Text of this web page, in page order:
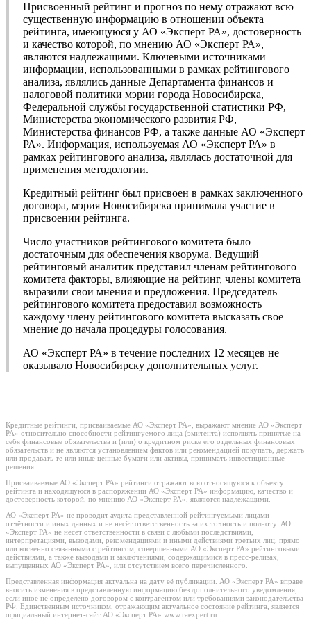
Присвоенный рейтинг и прогноз по нему отражают всю
существенную информацию в отношении объекта
рейтинга, имеющуюся у АО «Эксперт РА», достоверность
и качество которой, по мнению АО «Эксперт РА»,
являются надлежащими. Ключевыми источниками
информации, использованными в рамках рейтингового
анализа, являлись данные Департамента финансов и
налоговой политики мэрии города Новосибирска,
Федеральной службы государственной статистики РФ,
Министерства экономического развития РФ,
Министерства финансов РФ, а также данные АО «Эксперт
РА». Информация, используемая АО «Эксперт РА» в
рамках рейтингового анализа, являлась достаточной для
применения методологии.
Кредитный рейтинг был присвоен в рамках заключенного
договора, мэрия Новосибирска принимала участие в
присвоении рейтинга.
Число участников рейтингового комитета было
достаточным для обеспечения кворума. Ведущий
рейтинговый аналитик представил членам рейтингового
комитета факторы, влияющие на рейтинг, члены комитета
выразили свои мнения и предложения. Председатель
рейтингового комитета предоставил возможность
каждому члену рейтингового комитета высказать свое
мнение до начала процедуры голосования.
АО «Эксперт РА» в течение последних 12 месяцев не
оказывало Новосибирску дополнительных услуг.
Кредитные рейтинги, присваиваемые АО «Эксперт РА», выражают мнение АО «Эксперт
РА» относительно способности рейтингуемого лица (эмитента) исполнять принятые на
себя финансовые обязательства и (или) о кредитном риске его отдельных финансовых
обязательств и не являются установлением фактов или рекомендацией покупать, держать
или продавать те или иные ценные бумаги или активы, принимать инвестиционные
решения.
Присваиваемые АО «Эксперт РА» рейтинги отражают всю относящуюся к объекту
рейтинга и находящуюся в распоряжении АО «Эксперт РА» информацию, качество и
достоверность которой, по мнению АО «Эксперт РА», являются надлежащими.
АО «Эксперт РА» не проводит аудита представленной рейтингуемыми лицами
отчётности и иных данных и не несёт ответственность за их точность и полноту. АО
«Эксперт РА» не несет ответственности в связи с любыми последствиями,
интерпретациями, выводами, рекомендациями и иными действиями третьих лиц, прямо
или косвенно связанными с рейтингом, совершенными АО «Эксперт РА» рейтинговыми
действиями, а также выводами и заключениями, содержащимися в пресс-релизах,
выпущенных АО «Эксперт РА», или отсутствием всего перечисленного.
Представленная информация актуальна на дату её публикации. АО «Эксперт РА» вправе
вносить изменения в представленную информацию без дополнительного уведомления,
если иное не определено договором с контрагентом или требованиями законодательства
РФ. Единственным источником, отражающим актуальное состояние рейтинга, является
официальный интернет-сайт АО «Эксперт РА» www.raexpert.ru.